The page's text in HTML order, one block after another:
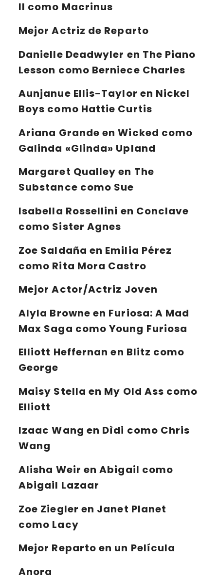
II como Macrinus
Mejor Actriz de Reparto
Danielle Deadwyler en The Piano
Lesson como Berniece Charles
Aunjanue Ellis-Taylor en Nickel
Boys como Hattie Curtis
Ariana Grandeen Wicked como
Galinda «Glinda» Upland
Margaret Qualley en The
Substance como Sue
Isabella Rossellini en Conclave
como Sister Agnes
Zoe Saldaña en Emilia Pérez
como Rita Mora Castro
Mejor Actor/Actriz Joven
Alyla Browne en Furiosa: A Mad
Max Saga como Young Furiosa
Elliott Heffernanen Blitz como
George
Maisy Stellaen My Old Ass como
Elliott
Izaac Wang en Dìdi como Chris
Wang
Alisha Weir en Abigail como
Abigail Lazaar
Zoe Ziegler en Janet Planet
como Lacy
Mejor Reparto en un Película
Anora